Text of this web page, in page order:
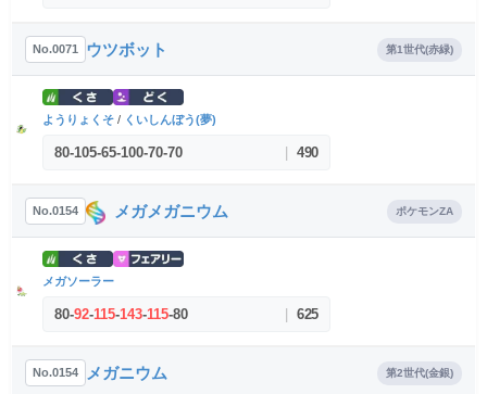
No.0071 ウツボット 第1世代(赤緑)
ようりょくそ / くいしんぼう(夢)
80-105-65-100-70-70 490
No.0154 メガメガニウム ポケモンZA
メガソーラー
80-92-115-143-115-80 625
No.0154 メガニウム 第2世代(金銀)